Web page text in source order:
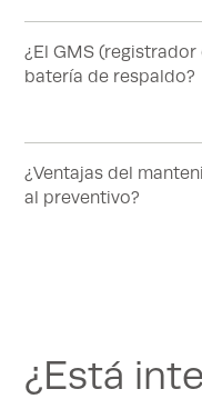
necesita
¿El GMS
batería de respaldo?
reemplazar cada 2
¿Ventajas del
al preventivo?
¿Está